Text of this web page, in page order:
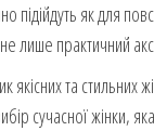
підійдуть як для
практичний
якісних та стильних
сучасної жінки,